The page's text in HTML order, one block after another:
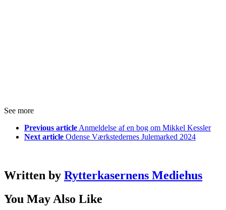
See more
Previous article Anmeldelse af en bog om Mikkel Kessler
Next article Odense Værkstedernes Julemarked 2024
Written by Rytterkasernens Mediehus
You May Also Like